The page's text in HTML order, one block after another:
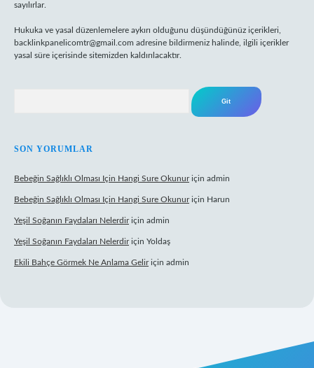
sayılırlar.
Hukuka ve yasal düzenlemelere aykırı olduğunu düşündüğünüz içerikleri,
backlinkpanelicomtr@gmail.com adresine bildirmeniz halinde, ilgili içerikler
yasal süre içerisinde sitemizden kaldırılacaktır.
SON YORUMLAR
Bebeğin Sağlıklı Olması Için Hangi Sure Okunuriçin admin
Bebeğin Sağlıklı Olması Için Hangi Sure Okunuriçin Harun
Yeşil Soğanın Faydaları Nelerdiriçin admin
Yeşil Soğanın Faydaları Nelerdiriçin Yoldaş
Ekili Bahçe Görmek Ne Anlama Geliriçin admin